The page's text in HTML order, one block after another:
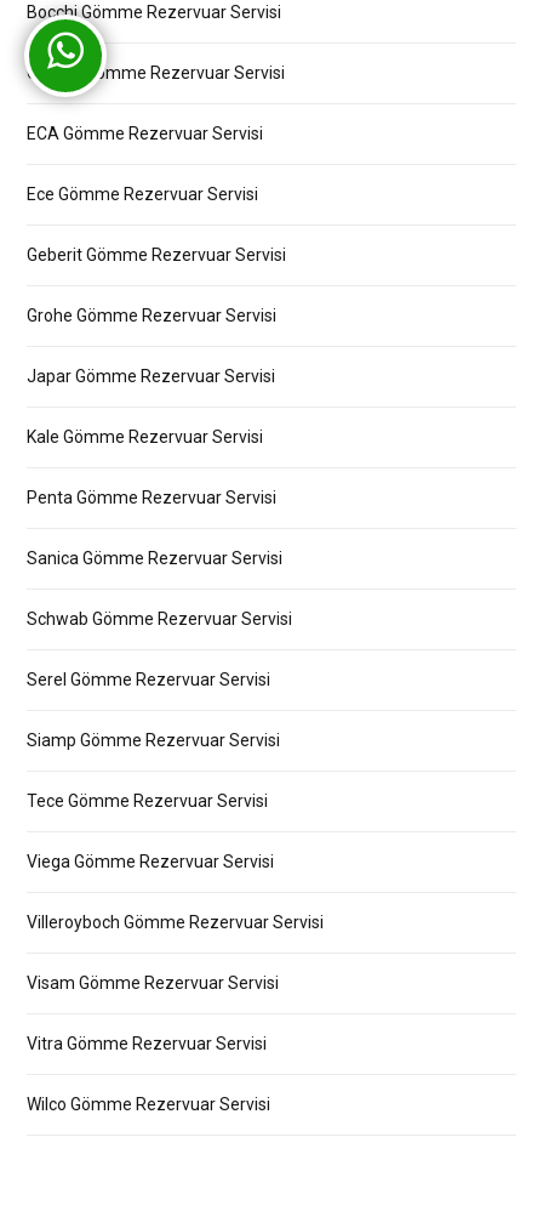
Bocchi Gömme Rezervuar Servisi
Creavit Gömme Rezervuar Servisi
ECA Gömme Rezervuar Servisi
Ece Gömme Rezervuar Servisi
Geberit Gömme Rezervuar Servisi
Grohe Gömme Rezervuar Servisi
Japar Gömme Rezervuar Servisi
Kale Gömme Rezervuar Servisi
Penta Gömme Rezervuar Servisi
Sanica Gömme Rezervuar Servisi
Schwab Gömme Rezervuar Servisi
Serel Gömme Rezervuar Servisi
Siamp Gömme Rezervuar Servisi
Tece Gömme Rezervuar Servisi
Viega Gömme Rezervuar Servisi
Villeroyboch Gömme Rezervuar Servisi
Visam Gömme Rezervuar Servisi
Vitra Gömme Rezervuar Servisi
Wilco Gömme Rezervuar Servisi